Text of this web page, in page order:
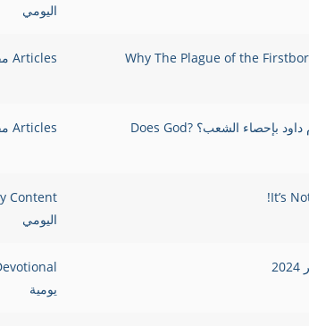
اليومي
Articles مقالات
هل يصيب الله بالوباء كما قام داود بإحصاء الشعب؟ ?Does God
Articles مقالات
اليومي
يومية